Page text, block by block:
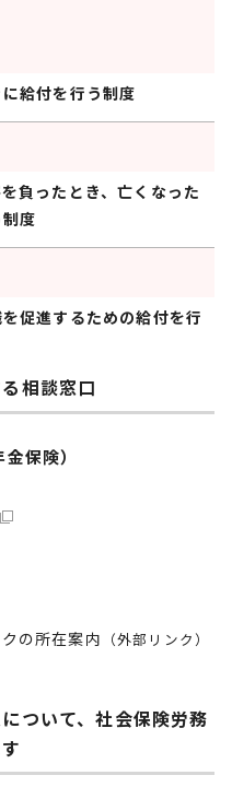
給付を行う制度
負ったとき、亡くなった
度
促進するための給付を行
相談窓口
保険）
の所在案内 （外部リンク）
ついて、社会保険労務